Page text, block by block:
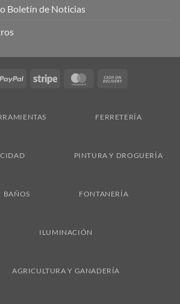
Boletín de Noticias
PayPal Stripe MasterCard
FERRETERÍA
PINTURA Y DROGUERÍA
BAÑOS FONTANERÍA
ILUMINACIÓN
AGRICULTURA Y GANADERÍA